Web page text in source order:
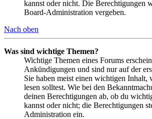
kannst oder nicht. Die Berechtigungen
Board-Administration vergeben.
Nach oben
Was sind wichtige Themen?
Wichtige Themen eines Forums
Ankündigungen und sind nur auf der
Sie haben meist einen wichtigen Inhalt,
lesen solltest. Wie bei den
deinen Berechtigungen ab, ob du
kannst oder nicht; die Berechtigungen
Administration ein.